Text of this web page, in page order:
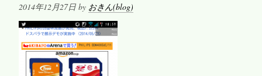
Posted
2014年12月27日 by おきん(blog)